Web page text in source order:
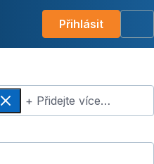
Přihlásit
Odebrat+ Přidejte více…